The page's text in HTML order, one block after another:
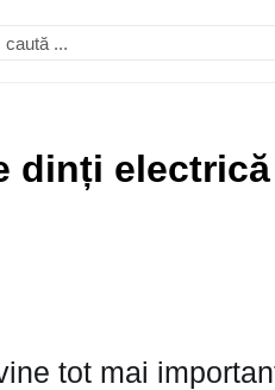
dinți
tot mai